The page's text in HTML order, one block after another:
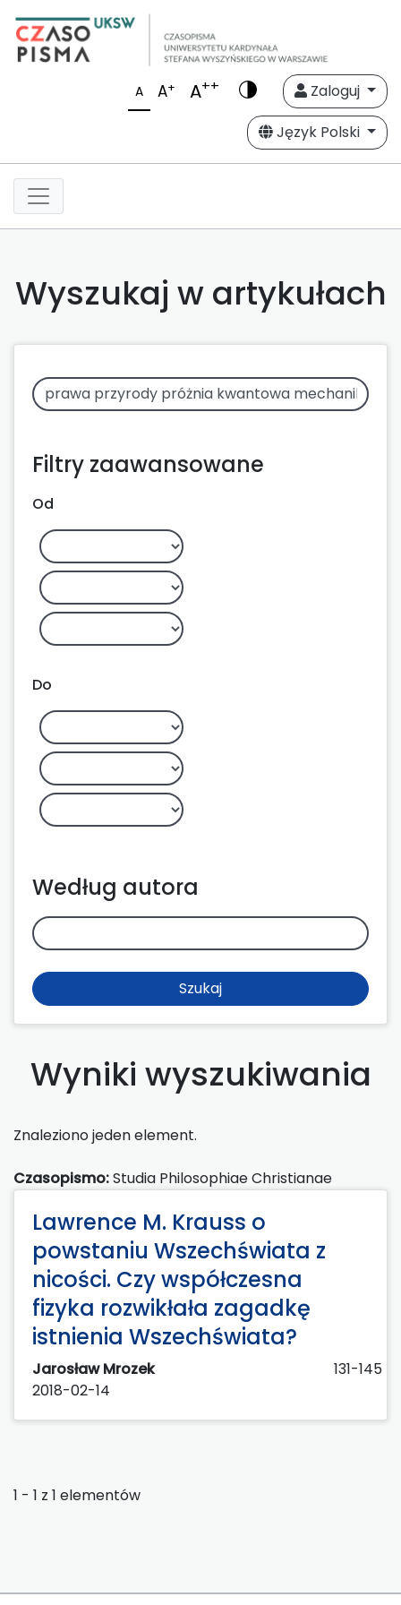
A A+ A++
Zaloguj
Język Polski
Wyszukaj w artykułach
Filtry zaawansowane
Od
Do
Według autora
Szukaj
Wyniki wyszukiwania
Znaleziono jeden element.
Czasopismo:Studia Philosophiae Christianae
Lawrence M. Krauss o
powstaniu Wszechświata z
nicości. Czy współczesna
fizyka rozwikłała zagadkę
istnienia Wszechświata?
Jarosław Mrozek
131-145
2018-02-14
1 - 1 z 1 elementów